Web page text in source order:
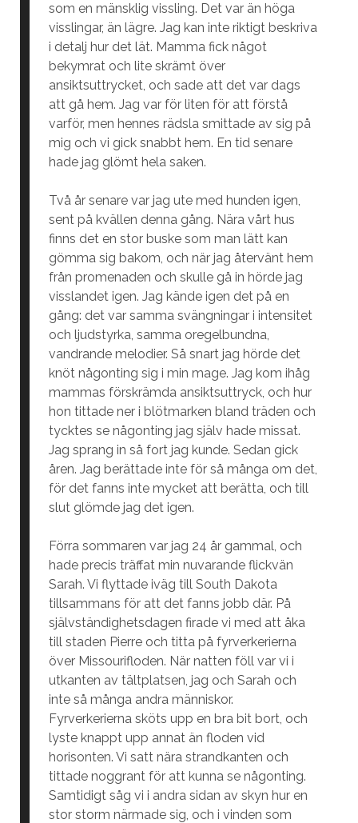
som en mänsklig vissling. Det var än höga
visslingar, än lägre. Jag kan inte riktigt beskriva
i detalj hur det lät. Mamma fick något
bekymrat och lite skrämt över
ansiktsuttrycket, och sade att det var dags
att gå hem. Jag var för liten för att förstå
varför, men hennes rädsla smittade av sig på
mig och vi gick snabbt hem. En tid senare
hade jag glömt hela saken.
Två år senare var jag ute med hunden igen,
sent på kvällen denna gång. Nära vårt hus
finns det en stor buske som man lätt kan
gömma sig bakom, och när jag återvänt hem
från promenaden och skulle gå in hörde jag
visslandet igen. Jag kände igen det på en
gång: det var samma svängningar i intensitet
och ljudstyrka, samma oregelbundna,
vandrande melodier. Så snart jag hörde det
knöt någonting sig i min mage. Jag kom ihåg
mammas förskrämda ansiktsuttryck, och hur
hon tittade ner i blötmarken bland träden och
tycktes se någonting jag själv hade missat.
Jag sprang in så fort jag kunde. Sedan gick
åren. Jag berättade inte för så många om det,
för det fanns inte mycket att berätta, och till
slut glömde jag det igen.
Förra sommaren var jag 24 år gammal, och
hade precis träffat min nuvarande flickvän
Sarah. Vi flyttade iväg till South Dakota
tillsammans för att det fanns jobb där. På
självständighetsdagen firade vi med att åka
till staden Pierre och titta på fyrverkerierna
över Missourifloden. När natten föll var vi i
utkanten av tältplatsen, jag och Sarah och
inte så många andra människor.
Fyrverkerierna sköts upp en bra bit bort, och
lyste knappt upp annat än floden vid
horisonten. Vi satt nära strandkanten och
tittade noggrant för att kunna se någonting.
Samtidigt såg vi i andra sidan av skyn hur en
stor storm närmade sig, och i vinden som